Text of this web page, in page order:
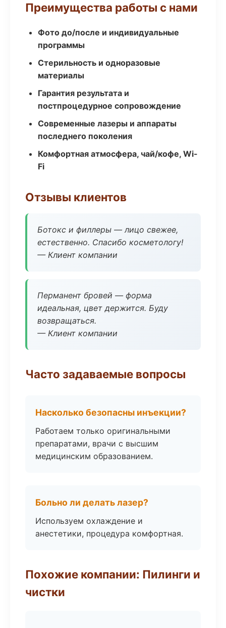
Преимущества работы с нами
Фото до/после и индивидуальные
программы
Стерильность и одноразовые
материалы
Гарантия результата и
постпроцедурное сопровождение
Современные лазеры и аппараты
последнего поколения
Комфортная атмосфера, чай/кофе, Wi-
Fi
Отзывы клиентов
Ботокс и филлеры — лицо свежее,
естественно. Спасибо косметологу!
— Клиент компании
Перманент бровей — форма
идеальная, цвет держится. Буду
возвращаться.
— Клиент компании
Часто задаваемые вопросы
Насколько безопасны инъекции?
Работаем только оригинальными
препаратами, врачи с высшим
медицинским образованием.
Больно ли делать лазер?
Используем охлаждение и
анестетики, процедура комфортная.
Похожие компании: Пилинги и
чистки